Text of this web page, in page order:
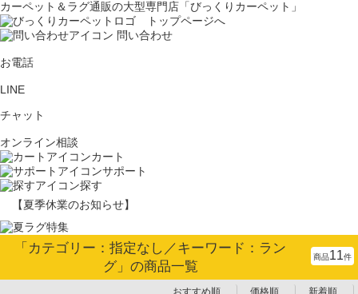
カーペット＆ラグ通販の大型専門店「びっくりカーペット」
問い合わせ
お電話
LINE
チャット
オンライン相談
カート
サポート
探す
【夏季休業のお知らせ】
「カテゴリー：指定なし／キーワード：ラン
グ」の商品一覧
商品11件
おすすめ順 価格順 新着順